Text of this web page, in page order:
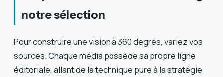
notre sélection
Pour construire une vision à 360 degrés, variez vos
sources. Chaque média possède sa propre ligne
éditoriale, allant de la technique pure à la stratégie